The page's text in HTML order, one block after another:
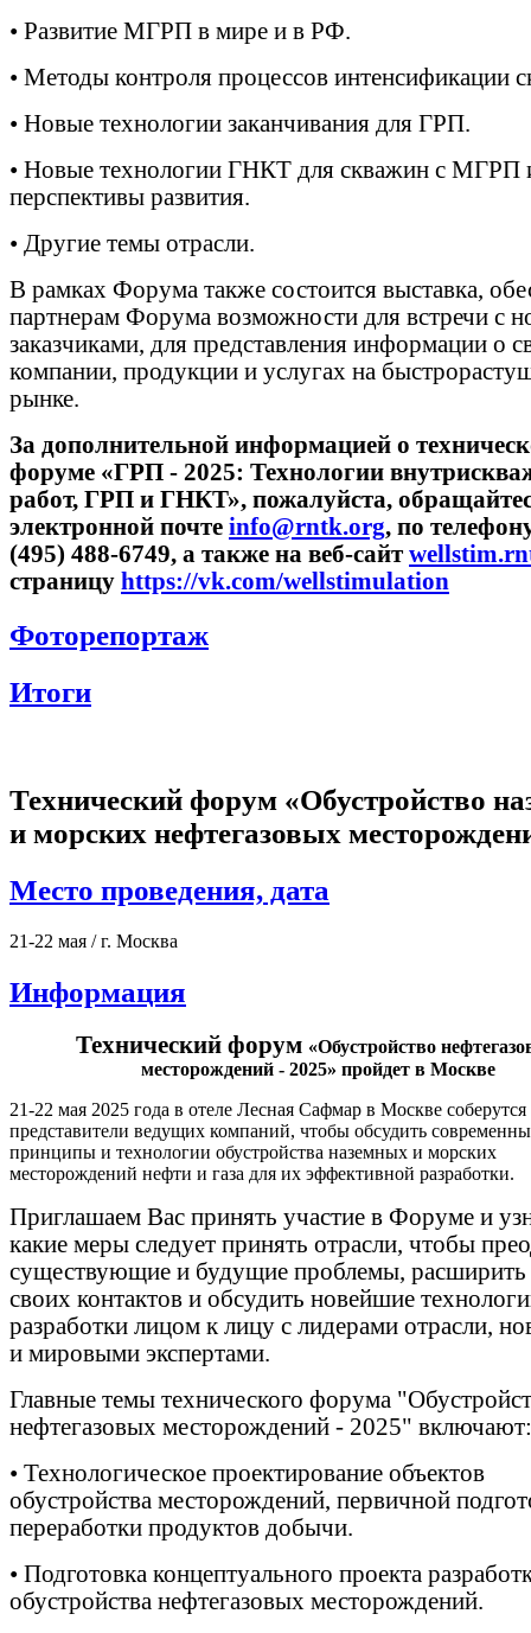
• Развитие МГРП в мире и в РФ.
• Методы контроля процессов интенсификации
• Новые технологии заканчивания для ГРП.
• Новые технологии ГНКТ для скважин с МГРП
перспективы развития.
• Другие темы отрасли.
В рамках Форума также состоится выставка,
партнерам Форума возможности для встречи с
заказчиками, для представления информации о
компании, продукции и услугах на
рынке.
За дополнительной информацией о
форуме «ГРП - 2025: Технологии
работ, ГРП и ГНКТ», пожалуйста,
электронной почте info@rntk.org, по
(495) 488-6749, а также на веб-сайт
страницу https://vk.com/wellstimulation
Фоторепортаж
Итоги
Технический форум «Обустройство
и морских нефтегазовых
Место проведения, дата
21-22 мая / г. Москва
Информация
Технический форум «Обустройство
месторождений - 2025» пройдет в Москве
21-22 мая 2025 года в отеле Лесная Сафмар в Москве соберутся
представители ведущих компаний, чтобы обсудить
принципы и технологии обустройства наземных и морских
месторождений нефти и газа для их эффективной разработки.
Приглашаем Вас принять участие в Форуме и
какие меры следует принять отрасли, чтобы
существующие и будущие проблемы, расширить
своих контактов и обсудить новейшие
разработки лицом к лицу с лидерами отрасли,
и мировыми экспертами.
Главные темы технического форума
нефтегазовых месторождений - 2025" включают:
• Технологическое проектирование объектов
обустройства месторождений, первичной
переработки продуктов добычи.
• Подготовка концептуального проекта
обустройства нефтегазовых месторождений.